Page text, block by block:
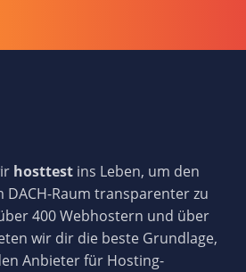
hosttest ins Leben, um den
Raum transparenter zu
400 Webhostern und über
wir dir die beste Grundlage,
Anbieter für Hosting-